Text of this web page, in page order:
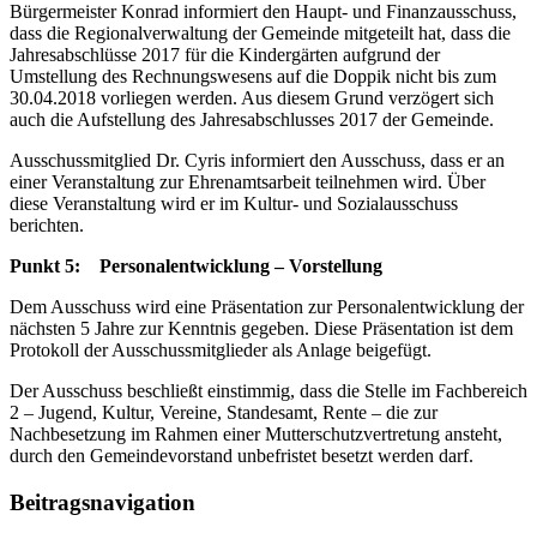
Bürgermeister Konrad informiert den Haupt- und Finanzausschuss,
dass die Regionalverwaltung der Gemeinde mitgeteilt hat, dass die
Jahresabschlüsse 2017 für die Kindergärten aufgrund der
Umstellung des Rechnungswesens auf die Doppik nicht bis zum
30.04.2018 vorliegen werden. Aus diesem Grund verzögert sich
auch die Aufstellung des Jahresabschlusses 2017 der Gemeinde.
Ausschussmitglied Dr. Cyris informiert den Ausschuss, dass er an
einer Veranstaltung zur Ehrenamtsarbeit teilnehmen wird. Über
diese Veranstaltung wird er im Kultur- und Sozialausschuss
berichten.
Punkt 5: Personalentwicklung – Vorstellung
Dem Ausschuss wird eine Präsentation zur Personalentwicklung der
nächsten 5 Jahre zur Kenntnis gegeben. Diese Präsentation ist dem
Protokoll der Ausschussmitglieder als Anlage beigefügt.
Der Ausschuss beschließt einstimmig, dass die Stelle im Fachbereich
2 – Jugend, Kultur, Vereine, Standesamt, Rente – die zur
Nachbesetzung im Rahmen einer Mutterschutzvertretung ansteht,
durch den Gemeindevorstand unbefristet besetzt werden darf.
Beitragsnavigation